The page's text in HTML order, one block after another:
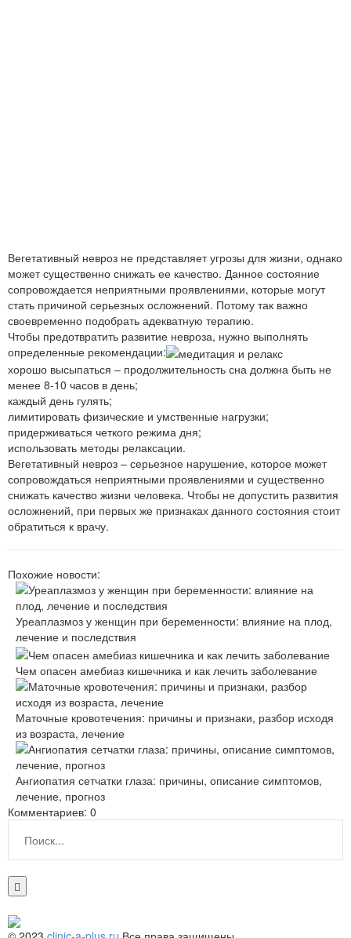
Вегетативный невроз не представляет угрозы для жизни, однако
может существенно снижать ее качество. Данное состояние
сопровождается неприятными проявлениями, которые могут
стать причиной серьезных осложнений. Потому так важно
своевременно подобрать адекватную терапию.
Чтобы предотвратить развитие невроза, нужно выполнять
определенные рекомендации:
хорошо высыпаться – продолжительность сна должна быть не
менее 8-10 часов в день;
каждый день гулять;
лимитировать физические и умственные нагрузки;
придерживаться четкого режима дня;
использовать методы релаксации.
Вегетативный невроз – серьезное нарушение, которое может
сопровождаться неприятными проявлениями и существенно
снижать качество жизни человека. Чтобы не допустить развития
осложнений, при первых же признаках данного состояния стоит
обратиться к врачу.
Похожие новости:
Уреаплазмоз у женщин при беременности: влияние на плод,
лечение и последствия
Чем опасен амебиаз кишечника и как лечить заболевание
Маточные кровотечения: причины и признаки, разбор исходя
из возраста, лечение
Ангиопатия сетчатки глаза: причины, описание симптомов,
лечение, прогноз
Комментариев: 0